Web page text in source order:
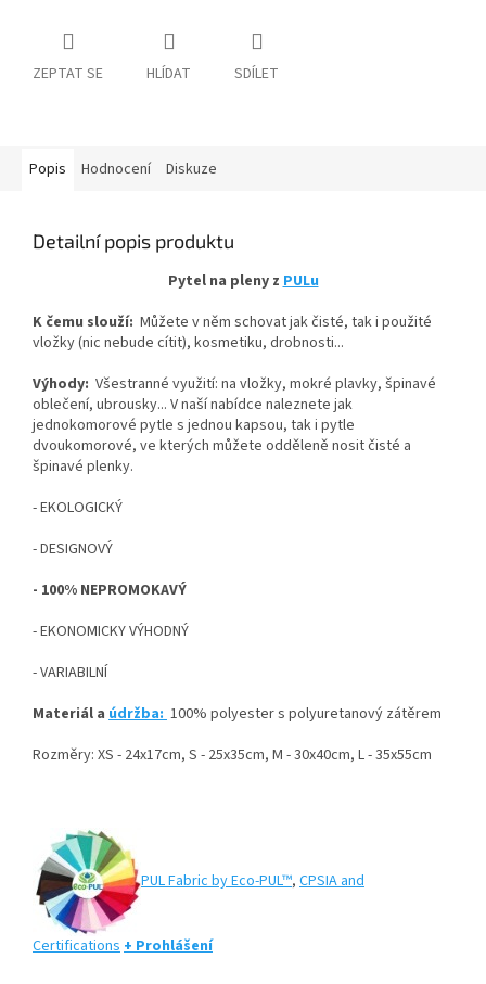
ZEPTAT SE HLÍDAT SDÍLET
Popis Hodnocení Diskuze
Detailní popis produktu
Pytel na pleny zPULu
K čemu slouží: Můžete v něm schovat jak čisté, tak i použité
vložky (nic nebude cítit), kosmetiku, drobnosti...
Výhody: Všestranné využití: na vložky, mokré plavky, špinavé
oblečení, ubrousky... V naší nabídce naleznete jak
jednokomorové pytle s jednou kapsou, tak i pytle
dvoukomorové, ve kterých můžete odděleně nosit čisté a
špinavé plenky.
- EKOLOGICKÝ
- DESIGNOVÝ
- 100% NEPROMOKAVÝ
- EKONOMICKY VÝHODNÝ
- VARIABILNÍ
Materiál a údržba:100% polyester s polyuretanový zátěrem
Rozměry: XS - 24x17cm, S - 25x35cm, M - 30x40cm, L - 35x55cm
PUL Fabric by Eco-PUL™, CPSIA and
Certifications+ Prohlášení